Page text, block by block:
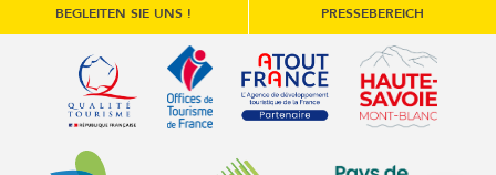
BEGLEITEN SIE UNS ! PRESSEBEREICH
Qualité tourisme (s'ouvre dans une nouvelle fenêtre)
Office de tourisme de France (s'ouvre
Atout France (s'ouvre dans